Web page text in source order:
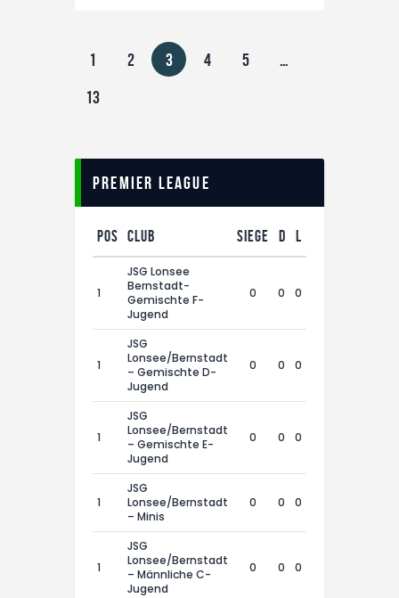
1 2 3 4 5
…
13
Premier League
Pos Club Siege D L
1
JSG Lonsee
Bernstadt-
Gemischte F-
Jugend
0 0 0
1
JSG
Lonsee/Bernstadt
– Gemischte D-
Jugend
0 0 0
1
JSG
Lonsee/Bernstadt
– Gemischte E-
Jugend
0 0 0
1
JSG
Lonsee/Bernstadt
– Minis
0 0 0
1
JSG
Lonsee/Bernstadt
– Männliche C-
Jugend
0 0 0